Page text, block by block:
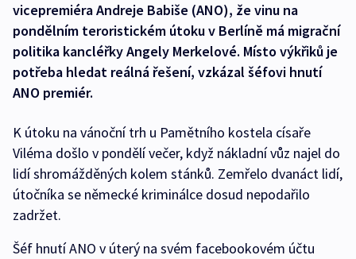
vicepremiéra Andreje Babiše (ANO), že vinu na
pondělním teroristickém útoku v Berlíně má migrační
politika kancléřky Angely Merkelové. Místo výkřiků je
potřeba hledat reálná řešení, vzkázal šéfovi hnutí
ANO premiér.
K útoku na vánoční trh u Pamětního kostela císaře
Viléma došlo v pondělí večer, když nákladní vůz najel do
lidí shromážděných kolem stánků. Zemřelo dvanáct lidí,
útočníka se německé kriminálce dosud nepodařilo
zadržet.
Šéf hnutí ANO v úterý na svém facebookovém účtu